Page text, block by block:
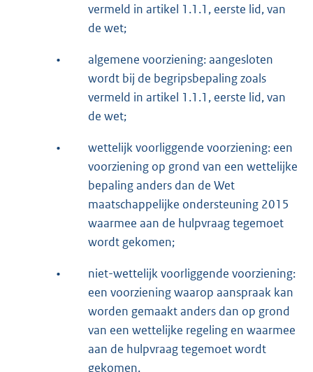
vermeld in artikel 1.1.1, eerste lid, van
de wet;
•
algemene voorziening: aangesloten
wordt bij de begripsbepaling zoals
vermeld in artikel 1.1.1, eerste lid, van
de wet;
•
wettelijk voorliggende voorziening: een
voorziening op grond van een wettelijke
bepaling anders dan de Wet
maatschappelijke ondersteuning 2015
waarmee aan de hulpvraag tegemoet
wordt gekomen;
•
niet-wettelijk voorliggende voorziening:
een voorziening waarop aanspraak kan
worden gemaakt anders dan op grond
van een wettelijke regeling en waarmee
aan de hulpvraag tegemoet wordt
gekomen.